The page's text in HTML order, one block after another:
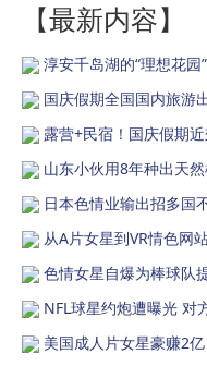
【最新内容】
淳安千岛湖的“理想花
国庆假期全国国内旅游
露营+民宿！国庆假期
山东小伙用8年种出天
日本色情业输出招多国
从A片女星到VR情色网
色情女星自爆为棒球队
NFL球星约炮遭曝光 对
美国成人片女星豪赚2